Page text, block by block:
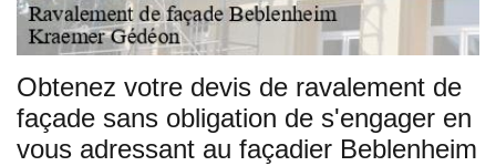
Obtenez votre devis de ravalement de
façade sans obligation de s'engager en
vous adressant au façadier Beblenheim